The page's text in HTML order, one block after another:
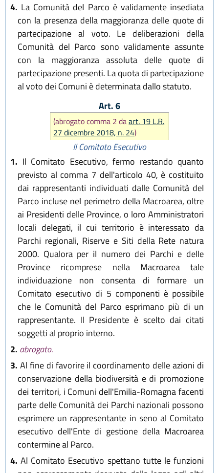
4. La Comunità del Parco è validamente insediata
con la presenza della maggioranza delle quote di
partecipazione al voto. Le deliberazioni della
Comunità del Parco sono validamente assunte
con la maggioranza assoluta delle quote di
partecipazione presenti. La quota di partecipazione
al voto dei Comuni è determinata dallo statuto.
Art. 6
(abrogato comma 2 daart. 19 L.R.
27 dicembre 2018, n. 24)
Il Comitato Esecutivo
1. Il Comitato Esecutivo, fermo restando quanto
previsto al comma 7 dell'articolo 40, è costituito
dai rappresentanti individuati dalle Comunità del
Parco incluse nel perimetro della Macroarea, oltre
ai Presidenti delle Province, o loro Amministratori
locali delegati, il cui territorio è interessato da
Parchi regionali, Riserve e Siti della Rete natura
2000. Qualora per il numero dei Parchi e delle
Province ricomprese nella Macroarea tale
individuazione non consenta di formare un
Comitato esecutivo di 5 componenti è possibile
che le Comunità del Parco esprimano più di un
rappresentante. Il Presidente è scelto dai citati
soggetti al proprio interno.
2. abrogato.
3. Al fine di favorire il coordinamento delle azioni di
conservazione della biodiversità e di promozione
dei territori, i Comuni dell'Emilia-Romagna facenti
parte delle Comunità dei Parchi nazionali possono
esprimere un rappresentante in seno al Comitato
esecutivo dell'Ente di gestione della Macroarea
contermine al Parco.
4. Al Comitato Esecutivo spettano tutte le funzioni